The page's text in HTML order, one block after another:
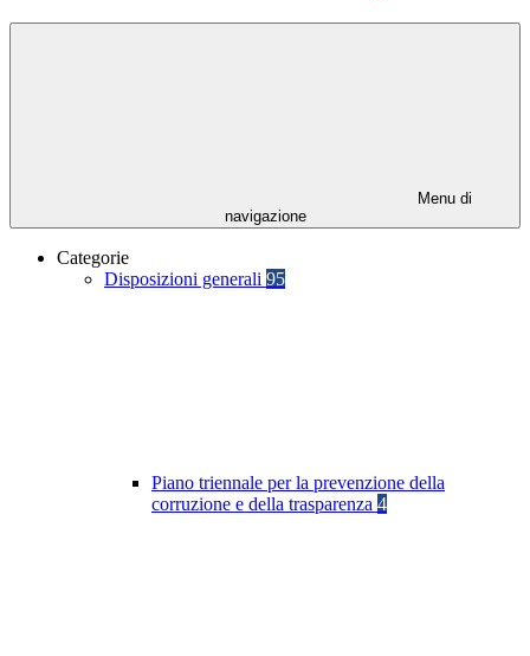
Menu di
navigazione
Categorie
Disposizioni generali 95
Piano triennale per la prevenzione della
corruzione e della trasparenza 4